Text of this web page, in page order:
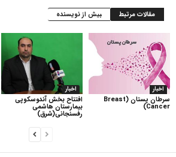
مقالات مرتبط بیش از نویسنده
اخبار
افتتاح بخش آندوسکوپی
بیمارستان هاشمی
رفسنجانی(شرق)
اخبار
سرطان پستان (Breast
Cancer)